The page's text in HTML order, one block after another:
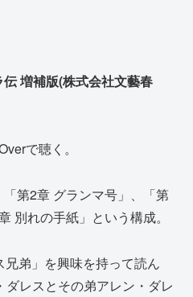
増補版(株式会社文藝春
で聴く。
「第2章 グランマ号」、「第
別れの手紙」という構成。
弟」を興味を持って読ん
レスとその弟アレン・ダレ